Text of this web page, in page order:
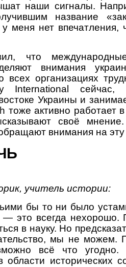
наши сигналы.
название
меня нет впечатления,
что
внимания
всех организациях
International сейчас,
Украины и
тоже активно работает
своё
внимания на
учитель истории:
бы то ни было
— это всегда нехорошо.
в науку. Но
мы не можем.
всё что угодно.
исторических